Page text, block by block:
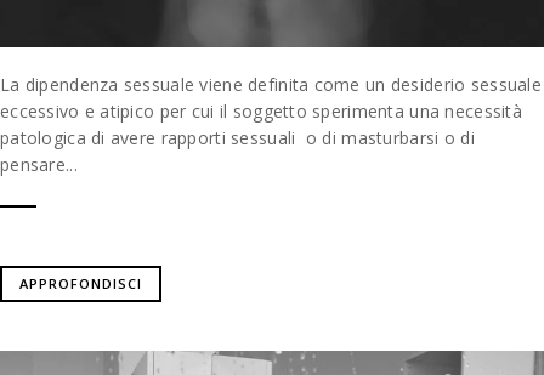
La dipendenza sessuale viene definita come un desiderio sessuale
eccessivo e atipico per cui il soggetto sperimenta una necessità
patologica di avere rapporti sessuali o di masturbarsi o di
pensare...
APPROFONDISCI